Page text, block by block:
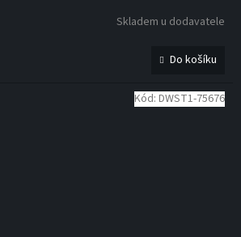
Skladem u dodavatele
Do košíku
Kód: DWST1-75676